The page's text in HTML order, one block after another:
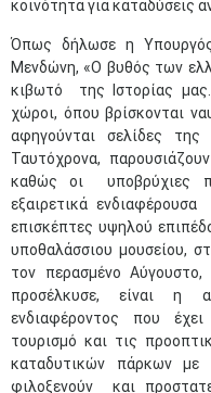
κοινότητα για καταδύσεις
Όπως δήλωσε η Υπουργός
Μενδώνη, «Ο βυθός των
κιβωτό της Ιστορίας
χώροι, όπου βρίσκονται
αφηγούνται σελίδες
Ταυτόχρονα,
καθώς οι υποβρύχιες
εξαιρετικά
επισκέπτες υψηλού
υποθαλάσσιου μουσείου,
τον περασμένο
προσέλκυσε, είναι η
ενδιαφέροντος που
τουρισμό και τις
καταδυτικών πάρκων με
φιλοξενούν και